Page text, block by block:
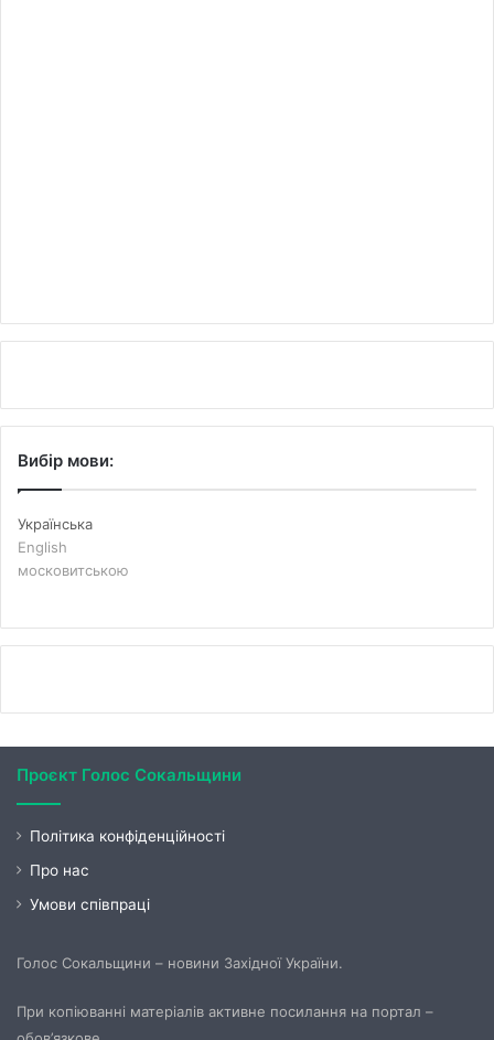
Вибір мови:
Українська
English
московитською
Проєкт Голос Сокальщини
Політика конфіденційності
Про нас
Умови співпраці
Голос Сокальщини – новини Західної України.
При копіюванні матеріалів активне посилання на портал –